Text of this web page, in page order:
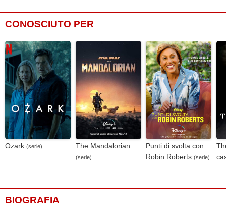
CONOSCIUTO PER
Ozark (serie) The Mandalorian
(serie)
Punti di svolta con
Robin Roberts (serie)
BIOGRAFIA